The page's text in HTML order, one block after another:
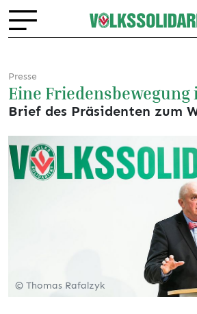
Presse
Eine
Brief des Präsidenten zum
© Thomas Rafalzyk